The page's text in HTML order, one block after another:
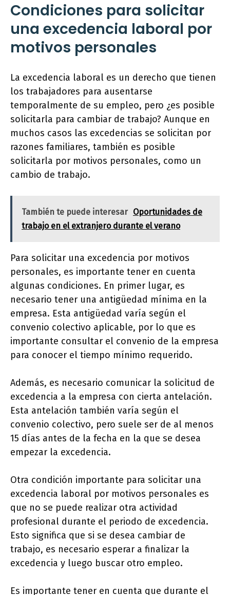
Condiciones para solicitar
una excedencia laboral por
motivos personales
La excedencia laboral es un derecho que tienen
los trabajadores para ausentarse
temporalmente de su empleo, pero ¿es posible
solicitarla para cambiar de trabajo? Aunque en
muchos casos las excedencias se solicitan por
razones familiares, también es posible
solicitarla por motivos personales, como un
cambio de trabajo.
También te puede interesar Oportunidades de
trabajo en el extranjero durante el verano
Para solicitar una excedencia por motivos
personales, es importante tener en cuenta
algunas condiciones. En primer lugar, es
necesario tener una antigüedad mínima en la
empresa. Esta antigüedad varía según el
convenio colectivo aplicable, por lo que es
importante consultar el convenio de la empresa
para conocer el tiempo mínimo requerido.
Además, es necesario comunicar la solicitud de
excedencia a la empresa con cierta antelación.
Esta antelación también varía según el
convenio colectivo, pero suele ser de al menos
15 días antes de la fecha en la que se desea
empezar la excedencia.
Otra condición importante para solicitar una
excedencia laboral por motivos personales es
que no se puede realizar otra actividad
profesional durante el periodo de excedencia.
Esto significa que si se desea cambiar de
trabajo, es necesario esperar a finalizar la
excedencia y luego buscar otro empleo.
Es importante tener en cuenta que durante el